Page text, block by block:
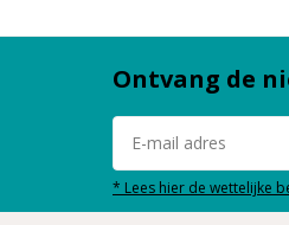
Ontvang de
* Lees hier de wettelijke